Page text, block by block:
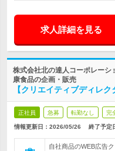
求人詳細を見る
株式会社北の達人コーポレーシ
康食品の企画・販売
【クリエイティブディレ
正社員 急募 転勤なし 完
情報更新日：2026/05/26 終了予定
自社商品のWEB広告